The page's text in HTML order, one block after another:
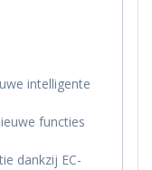
intelligente
functies
dankzij EC-